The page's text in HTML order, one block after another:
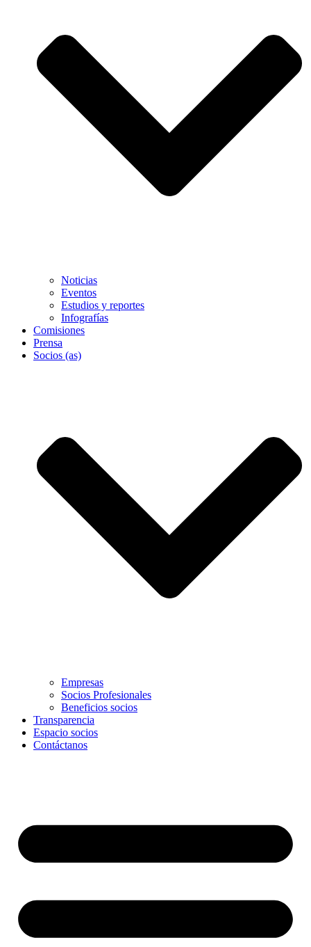
Noticias
Eventos
Estudios y reportes
Infografías
Comisiones
Prensa
Socios (as)
Empresas
Socios Profesionales
Beneficios socios
Transparencia
Espacio socios
Contáctanos